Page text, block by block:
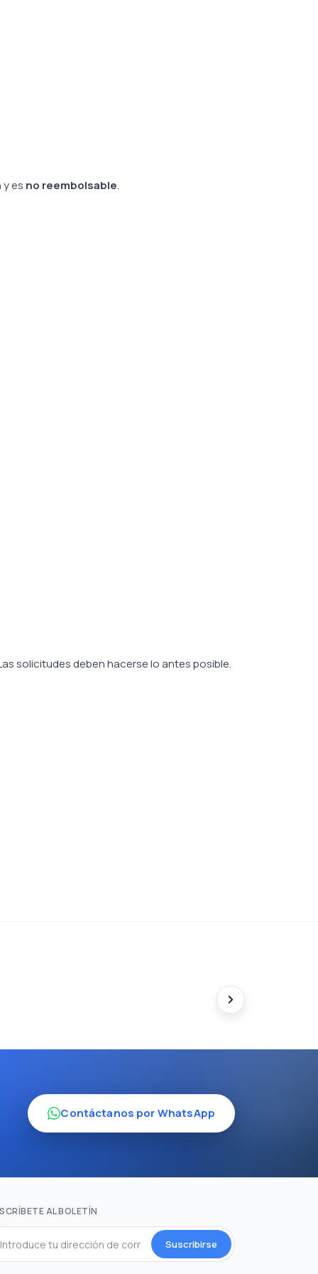
y es no reembolsable.
solicitudes deben hacerse lo antes posible.
Contáctanos por WhatsApp
AL BOLETÍN
Suscribirse